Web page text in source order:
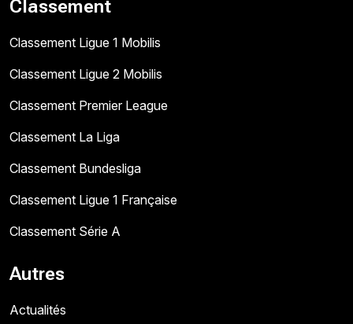
Classement
Classement Ligue 1 Mobilis
Classement Ligue 2 Mobilis
Classement Premier League
Classement La Liga
Classement Bundesliga
Classement Ligue 1 Française
Classement Série A
Autres
Actualités